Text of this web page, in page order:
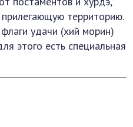
территорию.
удачи (хий морин)
этого есть специальная